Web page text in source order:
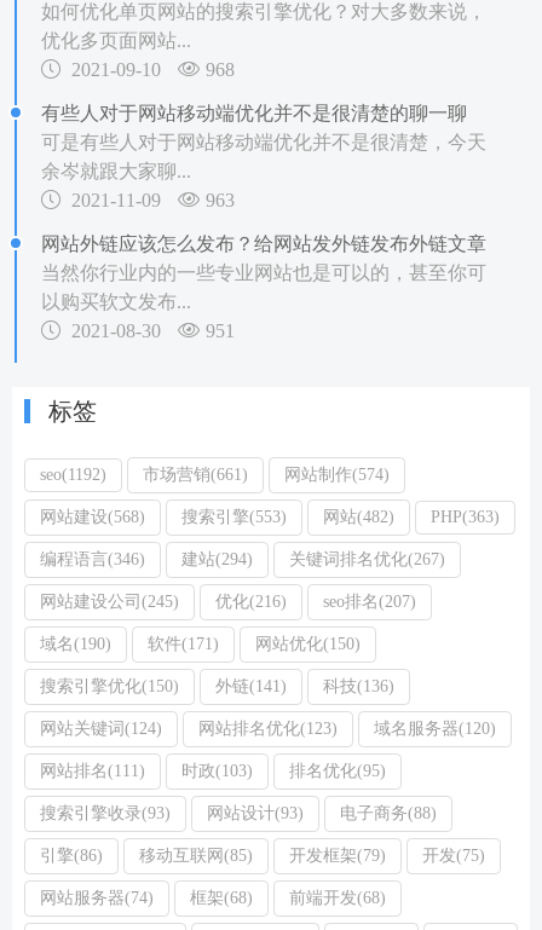
如何优化单页网站的搜索引擎优化？对大多数来说，
优化多页面网站...
2021-09-10
968
有些人对于网站移动端优化并不是很清楚的聊一聊
可是有些人对于网站移动端优化并不是很清楚，今天
余岑就跟大家聊...
2021-11-09
963
网站外链应该怎么发布？给网站发外链发布外链文章
当然你行业内的一些专业网站也是可以的，甚至你可
以购买软文发布...
2021-08-30
951
标签
seo(1192) 市场营销(661) 网站制作(574)
网站建设(568) 搜索引擎(553) 网站(482) PHP(363)
编程语言(346) 建站(294) 关键词排名优化(267)
网站建设公司(245) 优化(216) seo排名(207)
域名(190) 软件(171) 网站优化(150)
搜索引擎优化(150) 外链(141) 科技(136)
网站关键词(124) 网站排名优化(123) 域名服务器(120)
网站排名(111) 时政(103) 排名优化(95)
搜索引擎收录(93) 网站设计(93) 电子商务(88)
引擎(86) 移动互联网(85) 开发框架(79) 开发(75)
网站服务器(74) 框架(68) 前端开发(68)